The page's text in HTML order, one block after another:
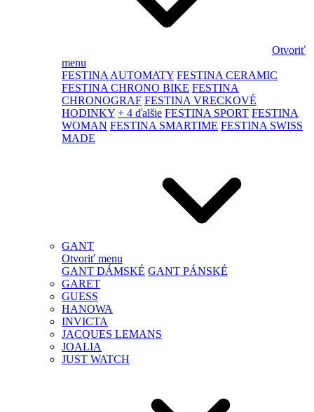
Otvoriť
menu
FESTINA AUTOMATY FESTINA CERAMIC
FESTINA CHRONO BIKE FESTINA
CHRONOGRAF FESTINA VRECKOVÉ
HODINKY + 4 ďalšie FESTINA SPORT FESTINA
WOMAN FESTINA SMARTIME FESTINA SWISS
MADE
GANT
Otvoriť menu
GANT DÁMSKÉ GANT PÁNSKÉ
GARET
GUESS
HANOWA
INVICTA
JACQUES LEMANS
JOALIA
JUST WATCH